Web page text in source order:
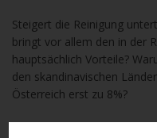
Steigert die Reinigung
bringt vor allem den in der
hauptsächlich Vorteile?
den skandinavischen
Österreich erst zu 8%?